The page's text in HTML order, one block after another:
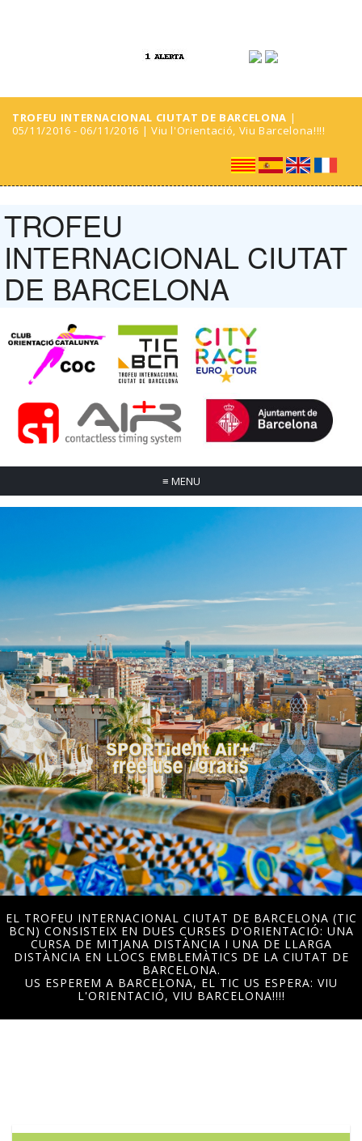
TROFEU INTERNACIONAL CIUTAT DE BARCELONA |
05/11/2016 - 06/11/2016 | Viu l'Orientació, Viu Barcelona!!!!
TROFEU
INTERNACIONAL CIUTAT
DE BARCELONA
≡ MENU
EL TROFEU INTERNACIONAL CIUTAT DE BARCELONA (TIC
BCN) CONSISTEIX EN DUES CURSES D'ORIENTACIÓ: UNA
CURSA DE MITJANA DISTÀNCIA I UNA DE LLARGA
DISTÀNCIA EN LLOCS EMBLEMÀTICS DE LA CIUTAT DE
BARCELONA.
US ESPEREM A BARCELONA, EL TIC US ESPERA: VIU
L'ORIENTACIÓ, VIU BARCELONA!!!!